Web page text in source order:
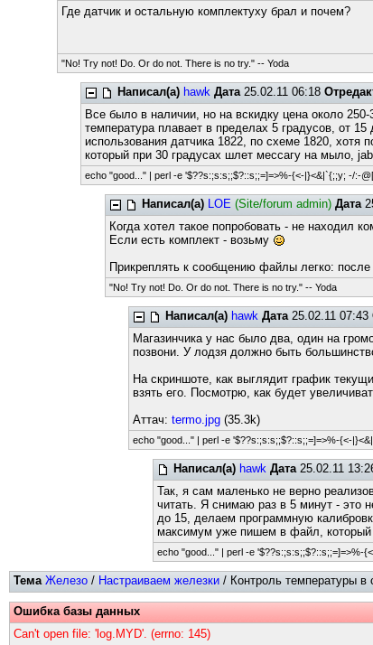
Где датчик и остальную комплектуху брал и почем?
"No! Try not! Do. Or do not. There is no try." -- Yoda
Написал(а) hawk Дата25.02.11 06:18
Все было в наличии, но на вскидку цена около
температура плавает в пределах 5 градусов, от
использования датчика 1822, по схеме 1820, хотя
который при 30 градусах шлет мессагу на мыло,
echo "good..." | perl -e '$??s:;s:s;;$?::s;;=]=>%-{<-|}<&|`{;;y; -/:-
Написал(а) LOE (Site/forum admin) Дата
Когда хотел такое попробовать - не находил
Если есть комплект - возьму
Прикреплять к сообщению файлы легко:
"No! Try not! Do. Or do not. There is no try." -- Yoda
Написал(а) hawk Дата25.02.11 07:43
Магазинчика у нас было два, один на
позвони. У лодзя должно быть
На скриншоте, как выглядит график
взять его. Посмотрю, как будет
Аттач:termo.jpg (35.3k)
echo "good..." | perl -e '$??s:;s:s;;$?::s;;=]=>%-{<-
Написал(а) hawk Дата25.02.11
Так, я сам маленько не верно
читать. Я снимаю раз в 5 минут - это
до 15, делаем программную
максимум уже пишем в файл, который
echo "good..." | perl -e '$??s:;s:s;;$?::s;;=]=>%-
Тема Железо / Настраиваем железки / Контроль температуры в
Ошибка базы данных
Can't open file: 'log.MYD'. (errno: 145)